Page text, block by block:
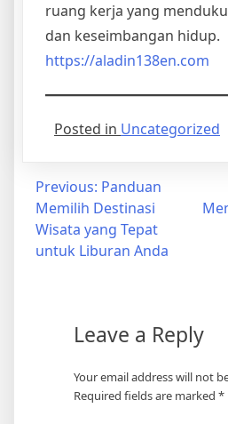
ruang kerja yang
dan keseimbangan hidup.
https://aladin138en.com
Posted in Uncategorized
Post
navigation
Previous: Panduan
Memilih Destinasi
Wisata yang Tepat
untuk Liburan Anda
Leave a Reply
Your email address will not
Required fields are marked *